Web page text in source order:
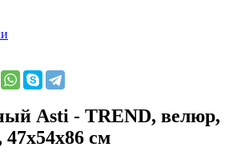
Asti - TREND, велюр,
см